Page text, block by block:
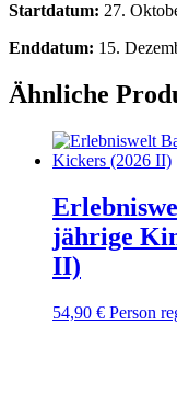
Startdatum: 27.
Enddatum: 15.
Ähnliche
jährige
II)
54,90 € Person